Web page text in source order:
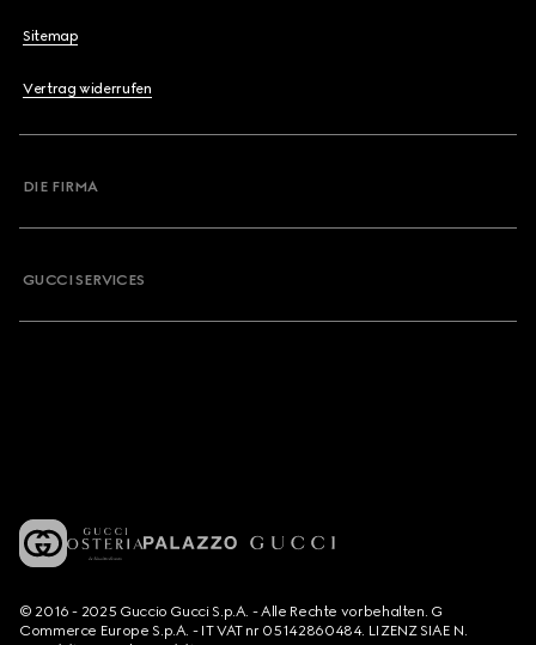
Sitemap
Vertrag widerrufen
DIE FIRMA
GUCCI SERVICES
© 2016 - 2025 Guccio Gucci S.p.A. - Alle Rechte vorbehalten. G
Commerce Europe S.p.A. - IT VAT nr 05142860484. LIZENZ SIAE N.